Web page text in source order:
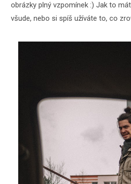
obrázky plný vzpomínek :) Jak to
všude, nebo si spíš užíváte to, co